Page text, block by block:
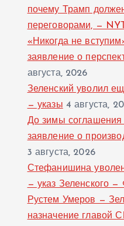
почему Трамп
переговорами, — NYT
«Никогда не
заявление о
августа, 2026
Зеленский уволил
— указы 4 августа,
До зимы
заявление о
3 августа, 2026
Стефанишина
— указ Зеленского —
Рустем Умеров —
назначение главой